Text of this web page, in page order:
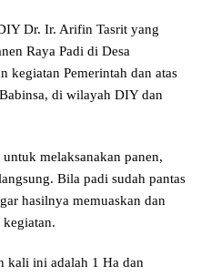
Dr. Ir. Arifin Tasrit yang
Raya Padi di Desa
kegiatan Pemerintah dan atas
di wilayah DIY dan
melaksanakan panen,
Bila padi sudah pantas
hasilnya memuaskan dan
kegiatan.
kali ini adalah 1 Ha dan